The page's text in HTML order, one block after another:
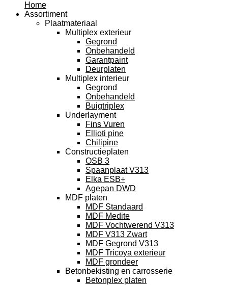
Home
Assortiment
Plaatmateriaal
Multiplex exterieur
Gegrond
Onbehandeld
Garantpaint
Deurplaten
Multiplex interieur
Gegrond
Onbehandeld
Buigtriplex
Underlayment
Fins Vuren
Ellioti pine
Chilipine
Constructieplaten
OSB 3
Spaanplaat V313
Elka ESB+
Agepan DWD
MDF platen
MDF Standaard
MDF Medite
MDF Vochtwerend V313
MDF V313 Zwart
MDF Gegrond V313
MDF Tricoya exterieur
MDF grondeer
Betonbekisting en carrosserie
Betonplex platen